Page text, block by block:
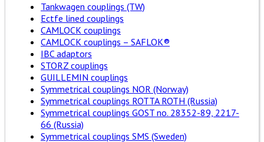
Tankwagen couplings (TW)
Ectfe lined couplings
CAMLOCK couplings
CAMLOCK couplings – SAFLOK®
IBC adaptors
STORZ couplings
GUILLEMIN couplings
Symmetrical couplings NOR (Norway)
Symmetrical couplings ROTTA ROTH (Russia)
Symmetrical couplings GOST no. 28352-89, 2217-
66 (Russia)
Symmetrical couplings SMS (Sweden)